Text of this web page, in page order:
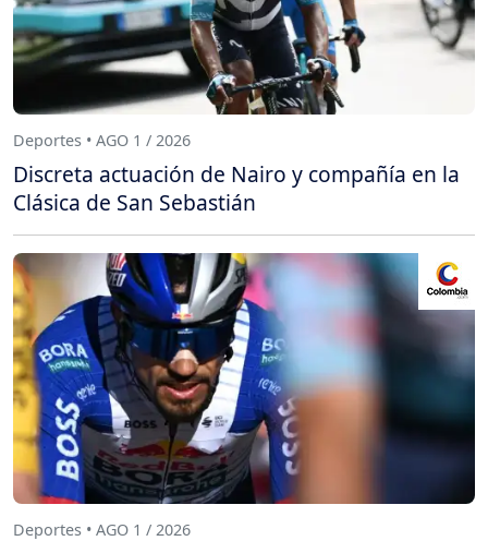
Deportes • AGO 1 / 2026
Discreta actuación de Nairo y compañía en la
Clásica de San Sebastián
Deportes • AGO 1 / 2026